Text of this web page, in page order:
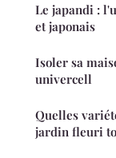
Le japandi :
et japonais
Isoler sa
univercell
Quelles
jardin fleuri